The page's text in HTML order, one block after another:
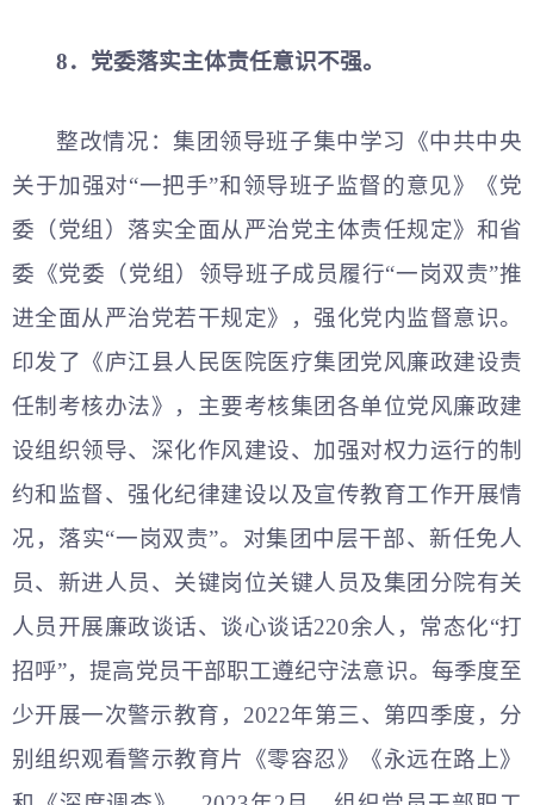
8．党委落实主体责任意识不强。
整改情况：集团领导班子集中学习《中共中央
关于加强对“一把手”和领导班子监督的意见》《党
委（党组）落实全面从严治党主体责任规定》和省
委《党委（党组）领导班子成员履行“一岗双责”推
进全面从严治党若干规定》，强化党内监督意识。
印发了《庐江县人民医院医疗集团党风廉政建设责
任制考核办法》，主要考核集团各单位党风廉政建
设组织领导、深化作风建设、加强对权力运行的制
约和监督、强化纪律建设以及宣传教育工作开展情
况，落实“一岗双责”。对集团中层干部、新任免人
员、新进人员、关键岗位关键人员及集团分院有关
人员开展廉政谈话、谈心谈话220余人，常态化“打
招呼”，提高党员干部职工遵纪守法意识。每季度至
少开展一次警示教育，2022年第三、第四季度，分
别组织观看警示教育片《零容忍》《永远在路上》